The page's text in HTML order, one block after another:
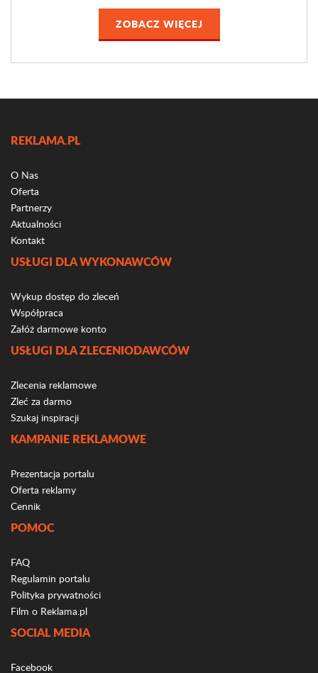
ZOBACZ WIĘCEJ
REKLAMA.PL
O Nas
Oferta
Partnerzy
Aktualności
Kontakt
USŁUGI DLA WYKONAWCÓW
Wykup dostęp do zleceń
Współpraca
Załóż darmowe konto
USŁUGI DLA ZLECENIODAWCÓW
Zlecenia reklamowe
Zleć za darmo
Szukaj inspiracji
KAMPANIE REKLAMOWE
Prezentacja portalu
Oferta reklamy
Cennik
POMOC
FAQ
Regulamin portalu
Polityka prywatności
Film o Reklama.pl
SOCIAL MEDIA
Facebook